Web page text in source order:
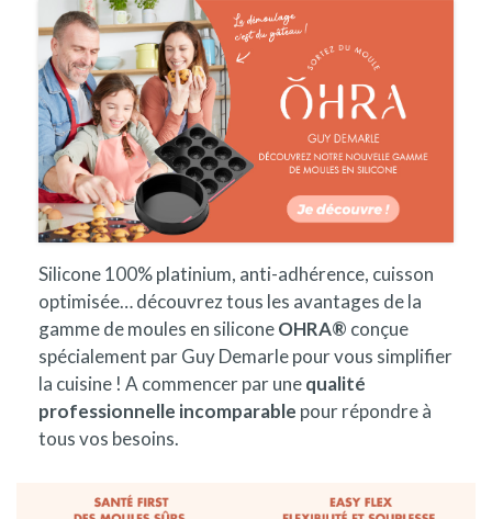
Silicone 100% platinium, anti-adhérence, cuisson
optimisée… découvrez tous les avantages de la
gamme de moules en siliconeOHRA® conçue
spécialement par Guy Demarle pour vous simplifier
la cuisine ! A commencer par unequalité
professionnelle incomparable pour répondre à
tous vos besoins.